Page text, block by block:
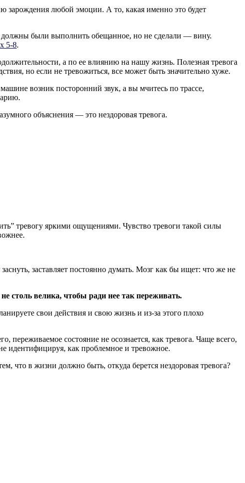
зарождения любой эмоции. А то, какая именно это будет
были выполнить обещанное, но не сделали — вину.
5-8.
а по ее влиянию на нашу жизнь. Полезная тревога
но если не тревожиться, все может быть значительно хуже.
возник посторонний звук, а вы мчитесь по трассе,
объяснения — это нездоровая тревога.
тревогу яркими ощущениями. Чувство тревоги такой силы
заставляет постоянно думать. Мозг как бы ищет: что же не
столь велика, чтобы ради нее так переживать.
свои действия и свою жизнь и из-за этого плохо
состояние не осознается, как тревога. Чаще всего,
идентифицируя, как проблемное и тревожное.
что в жизни должно быть, откуда берется нездоровая тревога?